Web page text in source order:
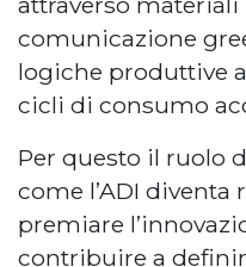
comunicazione
logiche produttive
cicli di consumo
Per questo il ruolo
come l’ADI diventa
premiare
contribuire a